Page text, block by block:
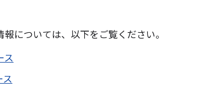
については、以下をご覧ください。
ス
ス